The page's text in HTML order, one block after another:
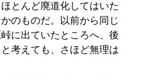
とんど廃道化してはいた
のものだ。以前から同じ
に出ていたところへ、後
考えても、さほど無理は